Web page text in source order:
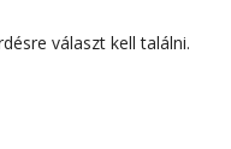
választ kell találni.